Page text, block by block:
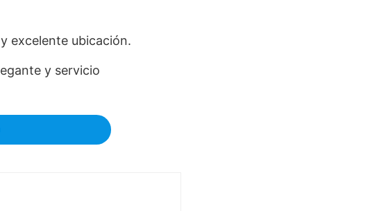
y excelente ubicación.
y servicio